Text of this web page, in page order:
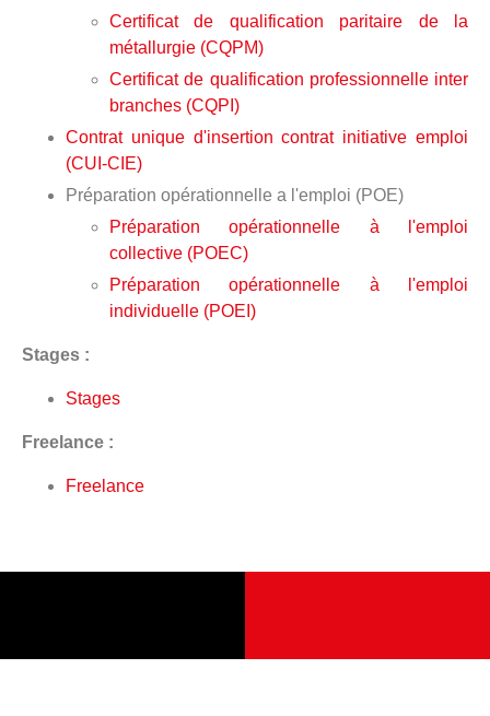
Certificat de qualification paritaire de la
métallurgie (CQPM)
Certificat de qualification professionnelle inter
branches (CQPI)
Contrat unique d'insertion contrat initiative emploi
(CUI-CIE)
Préparation opérationnelle a l'emploi (POE)
Préparation opérationnelle à l'emploi
collective (POEC)
Préparation opérationnelle à l'emploi
individuelle (POEI)
Stages :
Stages
Freelance :
Freelance